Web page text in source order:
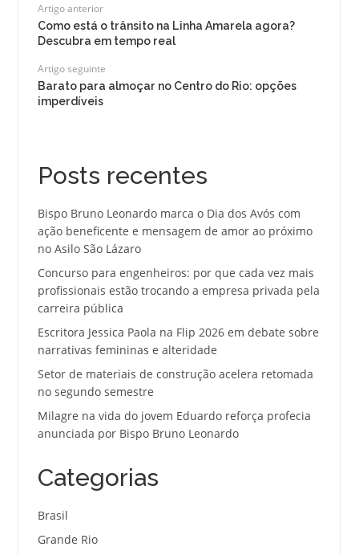
Artigo anterior
Como está o trânsito na Linha Amarela agora?
Descubra em tempo real
Artigo seguinte
Barato para almoçar no Centro do Rio: opções
imperdíveis
Posts recentes
Bispo Bruno Leonardo marca o Dia dos Avós com
ação beneficente e mensagem de amor ao próximo
no Asilo São Lázaro
Concurso para engenheiros: por que cada vez mais
profissionais estão trocando a empresa privada pela
carreira pública
Escritora Jessica Paola na Flip 2026 em debate sobre
narrativas femininas e alteridade
Setor de materiais de construção acelera retomada
no segundo semestre
Milagre na vida do jovem Eduardo reforça profecia
anunciada por Bispo Bruno Leonardo
Categorias
Brasil
Grande Rio